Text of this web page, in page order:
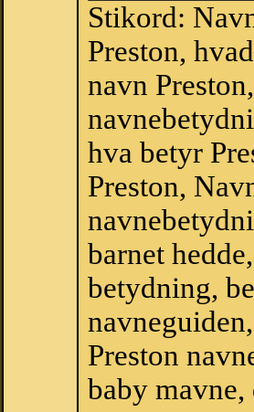
Stikord:
Preston,
navn
hva betyr
Preston,
barnet
betydning,
Preston
baby